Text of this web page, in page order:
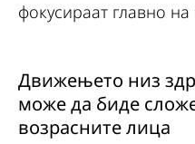
фокусираат главно
Движењето низ
може да биде
возрасните лица